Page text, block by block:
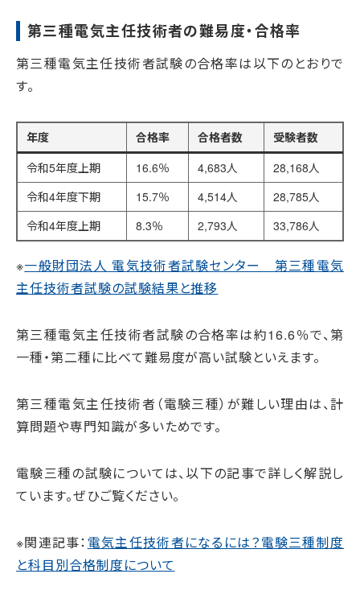
第三種電気主任技術者の難易度・合格率
第三種電気主任技術者試験の合格率は以下のとおりで
す。
年度 合格率 合格者数
受験者数
令和5年度上期
16.6％ 4,683人
28,168人
令和4年度下期
15.7％ 4,514人
28,785人
令和4年度上期
8.3％ 2,793人 33,786人
※一般財団法人 電気技術者試験センター 第三種電気
主任技術者試験の試験結果と推移
第三種電気主任技術者試験の合格率は約16.6％で、第
一種・第二種に比べて難易度が高い試験といえます。
第三種電気主任技術者（電験三種）が難しい理由は、計
算問題や専門知識が多いためです。
電験三種の試験については、以下の記事で詳しく解説し
ています。ぜひご覧ください。
※関連記事： 電気主任技術者になるには？電験三種制度
と科目別合格制度について